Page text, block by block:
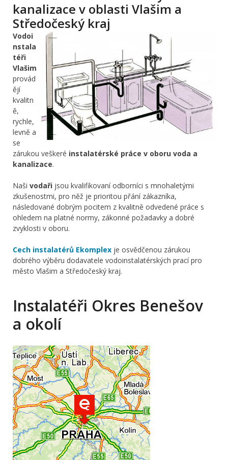
kanalizace v oblasti Vlašim a
Středočeský kraj
Vodoi
nstala
téři
Vlašim
provád
ějí
kvalitn
ě,
rychle,
levně a
se
zárukou veškeré instalatérské práce v oboru voda a
kanalizace.
Naši vodaři jsou kvalifikovaní odborníci s mnohaletými
zkušenostmi, pro něž je prioritou přání zákazníka,
následované dobrým pocitem z kvalitně odvedené práce s
ohledem na platné normy, zákonné požadavky a dobré
zvyklosti v oboru.
Cech instalatérů Ekomplex je osvědčenou zárukou
dobrého výběru dodavatele vodoinstalatérských prací pro
město Vlašim a Středočeský kraj.
Instalatéři Okres Benešov
a okolí